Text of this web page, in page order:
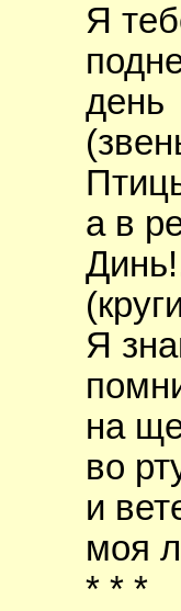
Я
день
а в
Я
на
во
и
моя
* * *